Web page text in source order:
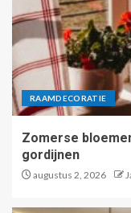
RAAMDECORATIE
Zomerse
gordijnen
augustus 2, 2026